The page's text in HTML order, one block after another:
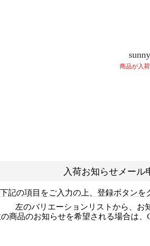
商品が入
入荷お知らせメール
下記の項目をご入力の上、登録ボタンを
左のバリエーションリストから、お
商品のお知らせを希望される場合は、